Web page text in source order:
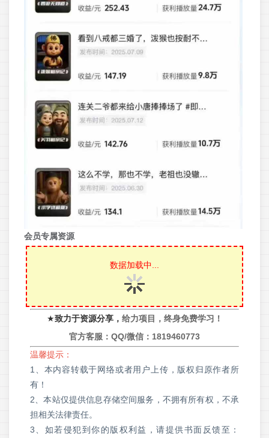
会员专属资源
数据加载中...
★致力于资源分享， 给力项目，终身免费学习！
官方客服：QQ/微信： 1819460773
温馨提示：
1、本内容转载于网络或者用户上传，版权归原作者所
有！
2、本站仅提供信息存储空间服务，不拥有所有权，不承
担相关法律责任。
3、如若侵犯到你的版权利益，请提供书面反馈至：